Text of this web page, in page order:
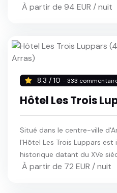
À partir de 94 EUR / nuit
8.3 / 10 - 333
Hôtel Les Trois
Situé dans le centre-ville
l'Hôtel Les Trois Luppars
historique datant du XVe
À partir de 72 EUR / nuit